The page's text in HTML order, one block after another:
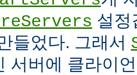
설정
들었다. 그래서
서버에 클라이